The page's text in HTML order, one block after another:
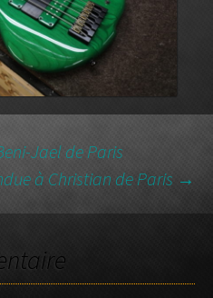
Jael de Paris
à Christian de Paris →